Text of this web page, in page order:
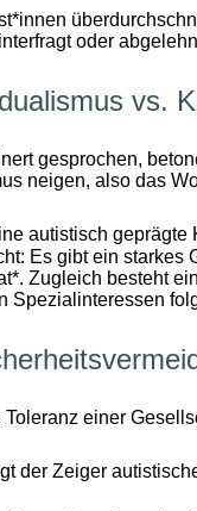
oder
vs.
gesprochen,
neigen, also das
autistisch
Es gibt ein starkes
Zugleich besteht
Spezialinteressen
Toleranz einer
der Zeiger